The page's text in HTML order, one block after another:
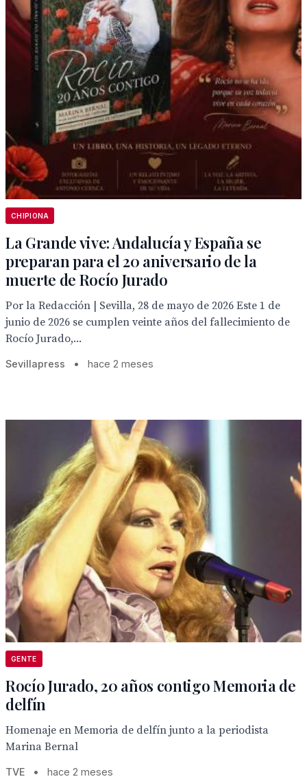
CHIPIONA
La Grande vive: Andalucía y España se
preparan para el 20 aniversario de la
muerte de Rocío Jurado
Por la Redacción | Sevilla, 28 de mayo de 2026 Este 1 de
junio de 2026 se cumplen veinte años del fallecimiento de
Rocío Jurado,...
Sevillapress • hace 2 meses
GENTE
Rocío Jurado, 20 años contigo Memoria de
delfín
Homenaje en Memoria de delfín junto a la periodista
Marina Bernal
TVE • hace 2 meses